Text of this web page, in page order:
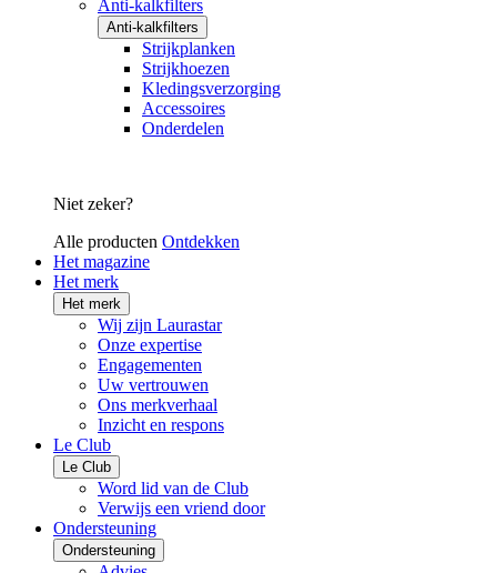
Anti-kalkfilters
Anti-kalkfilters
Strijkplanken
Strijkhoezen
Kledingsverzorging
Accessoires
Onderdelen
Niet zeker?
Alle producten Ontdekken
Het magazine
Het merk
Het merk
Wij zijn Laurastar
Onze expertise
Engagementen
Uw vertrouwen
Ons merkverhaal
Inzicht en respons
Le Club
Le Club
Word lid van de Club
Verwijs een vriend door
Ondersteuning
Ondersteuning